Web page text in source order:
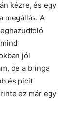
kézre, és egy
megállás. A
jól
de a bringa
és picit
ez már egy